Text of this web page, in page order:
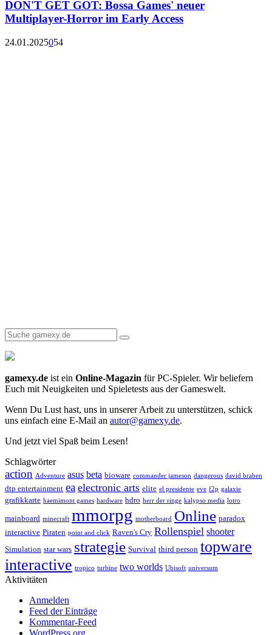
DON'T GET GOT: Bossa Games' neuer
Multiplayer-Horror im Early Access
24.01.2025054
gamexy.de ist ein Online-Magazin für PC-Spieler. Wir beliefern
Euch mit Neuigkeiten und Spieletests aus der Gameswelt.
Wenn Du Lust hast, uns in unserer Arbeit zu unterstützen, schick
uns einfach eine E-Mail an autor@gamexy.de.
Und jetzt viel Spaß beim Lesen!
Schlagwörter
action Adventure asus beta bioware commander jameson dangerous david braben
dtp entertainment ea electronic arts elite el presidente eve f2p galaxie
grafikkarte haemimont games hardware hdro herr der ringe kalypso media lotro
mainboard minecraft mmorpg motherboard Online paradox
interactive Piraten point and click Raven's Cry Rollenspiel shooter
Simulation star wars strategie Survival third person topware
interactive tropico turbine two worlds Ubisoft universum
Aktivitäten
Anmelden
Feed der Einträge
Kommentar-Feed
WordPress.org